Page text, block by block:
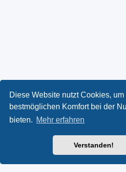
Diese Website nutzt Cookies, um
bestmöglichen Komfort bei der
bieten. Mehr erfahren
Verstanden!